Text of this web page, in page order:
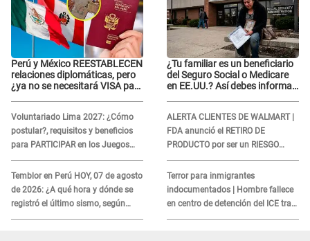
Perú y México REESTABLECEN
relaciones diplomáticas, pero
¿ya no se necesitará VISA para
Voluntariado Lima 2027: ¿Cómo
postular?, requisitos y beneficios
para PARTICIPAR en los Juegos
Panamericanos
Temblor en Perú HOY, 07 de agosto
de 2026: ¿A qué hora y dónde se
registró el último sismo, según
IGP?
¿Tu familiar es un beneficiario
del Seguro Social o Medicare
en EE.UU.? Así debes informar
ALERTA CLIENTES DE WALMART |
FDA anunció el RETIRO DE
PRODUCTO por ser un RIESGO
MORTAL para consumidores: ¿Cuál
es?
Terror para inmigrantes
indocumentados | Hombre fallece
en centro de detención del ICE tras
sufrir una "emergencia médica"